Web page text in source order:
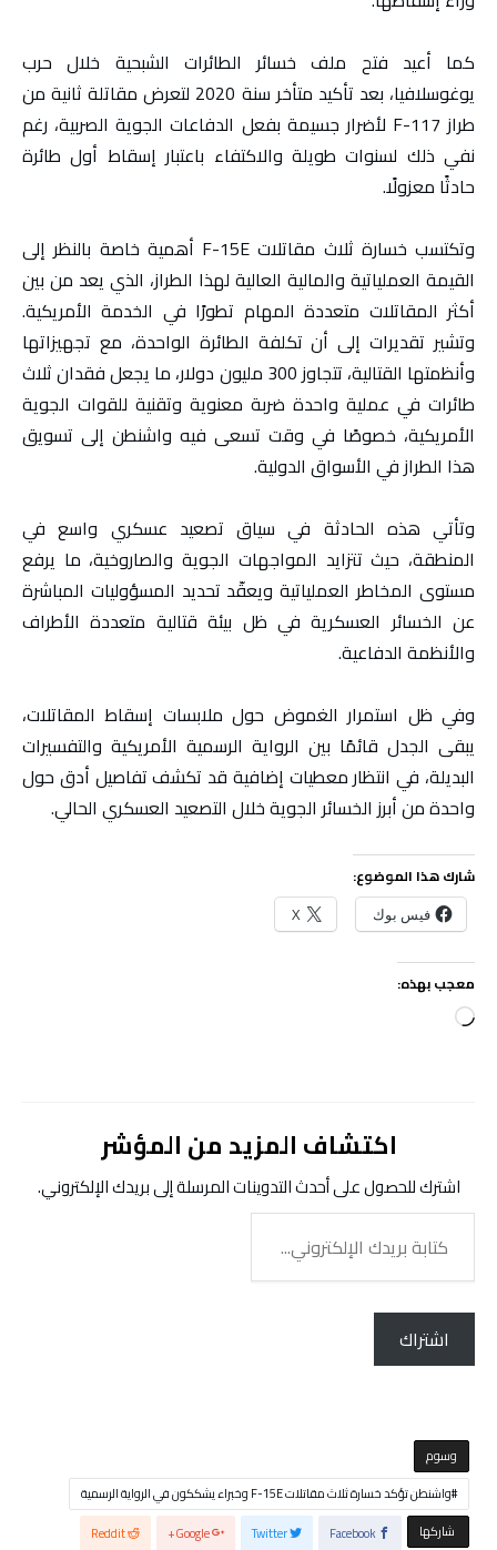
كما أعيد فتح ملف خسائر الطائرات الشبحية خلال حرب
يوغوسلافيا، بعد تأكيد متأخر سنة 2020 لتعرض مقاتلة ثانية من
طراز F-117 لأضرار جسيمة بفعل الدفاعات الجوية الصربية، رغم
نفي ذلك لسنوات طويلة والاكتفاء باعتبار إسقاط أول طائرة
حادثًا معزولًا.
وتكتسب خسارة ثلاث مقاتلات F-15E أهمية خاصة بالنظر إلى
القيمة العملياتية والمالية العالية لهذا الطراز، الذي يعد من بين
أكثر المقاتلات متعددة المهام تطورًا في الخدمة الأمريكية.
وتشير تقديرات إلى أن تكلفة الطائرة الواحدة، مع تجهيزاتها
وأنظمتها القتالية، تتجاوز 300 مليون دولار، ما يجعل فقدان ثلاث
طائرات في عملية واحدة ضربة معنوية وتقنية للقوات الجوية
الأمريكية، خصوصًا في وقت تسعى فيه واشنطن إلى تسويق
هذا الطراز في الأسواق الدولية.
وتأتي هذه الحادثة في سياق تصعيد عسكري واسع في
المنطقة، حيث تتزايد المواجهات الجوية والصاروخية، ما يرفع
مستوى المخاطر العملياتية ويعقّد تحديد المسؤوليات المباشرة
عن الخسائر العسكرية في ظل بيئة قتالية متعددة الأطراف
والأنظمة الدفاعية.
وفي ظل استمرار الغموض حول ملابسات إسقاط المقاتلات،
يبقى الجدل قائمًا بين الرواية الرسمية الأمريكية والتفسيرات
البديلة، في انتظار معطيات إضافية قد تكشف تفاصيل أدق حول
واحدة من أبرز الخسائر الجوية خلال التصعيد العسكري الحالي.
شارك هذا الموضوع:
فيس بوك X
معجب بهذه:
جاري
اكتشاف المزيد من المؤشر
اشترك للحصول على أحدث التدوينات المرسلة إلى بريدك الإلكتروني.
بريدك
الإلكتروني...
اشتراك
‫‫‫‫وسوم‬
واشنطن تؤكد خسارة ثلاث مقاتلات F-15E وخبراء يشككون في الرواية الرسمية
‫‫ شاركها‬
Facebook
Twitter
Google+
Reddit